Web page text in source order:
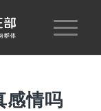
感情吗